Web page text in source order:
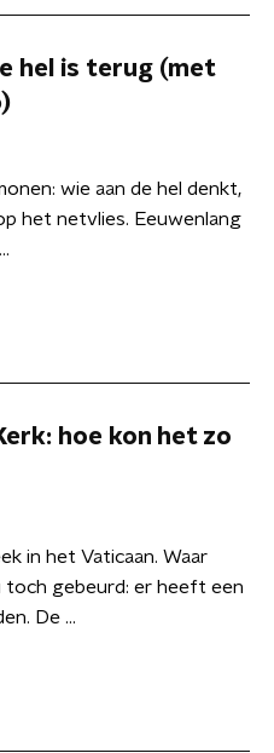
hel is terug (met
wie aan de hel denkt,
het netvlies. Eeuwenlang
hoe kon het zo
in het Vaticaan. Waar
toch gebeurd: er heeft een
De ...